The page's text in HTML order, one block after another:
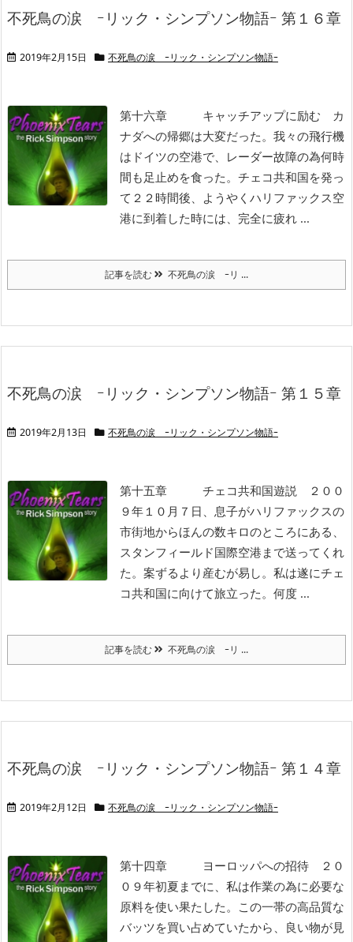
不死鳥の涙 ｰリック・シンプソン物語ｰ 第１６章
2019年2月15日 不死鳥の涙 ｰリック・シンプソン物語ｰ
第十六章 キャッチアップに励む カ
ナダへの帰郷は大変だった。我々の飛行機
はドイツの空港で、レーダー故障の為何時
間も足止めを食った。チェコ共和国を発っ
て２２時間後、ようやくハリファックス空
港に到着した時には、完全に疲れ ...
記事を読む 不死鳥の涙 ｰリ ...
不死鳥の涙 ｰリック・シンプソン物語ｰ 第１５章
2019年2月13日 不死鳥の涙 ｰリック・シンプソン物語ｰ
第十五章 チェコ共和国遊説 ２００
９年１０月７日、息子がハリファックスの
市街地からほんの数キロのところにある、
スタンフィールド国際空港まで送ってくれ
た。案ずるより産むが易し。私は遂にチェ
コ共和国に向けて旅立った。何度 ...
記事を読む 不死鳥の涙 ｰリ ...
不死鳥の涙 ｰリック・シンプソン物語ｰ 第１４章
2019年2月12日 不死鳥の涙 ｰリック・シンプソン物語ｰ
第十四章 ヨーロッパへの招待 ２０
０９年初夏までに、私は作業の為に必要な
原料を使い果たした。この一帯の高品質な
バッツを買い占めていたから、良い物が見